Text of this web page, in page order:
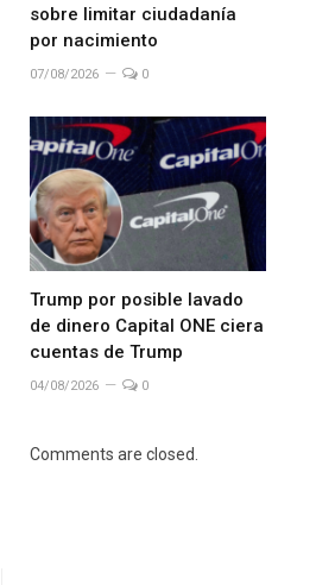
sobre limitar ciudadanía
por nacimiento
07/08/2026 0
Trump por posible lavado
de dinero Capital ONE ciera
cuentas de Trump
04/08/2026 0
Comments are closed.